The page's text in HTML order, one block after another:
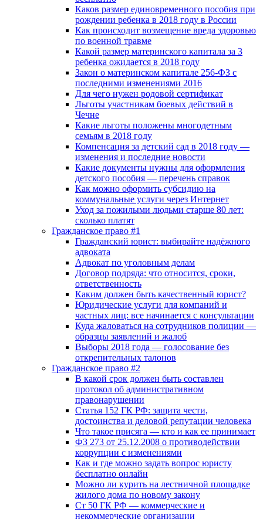
Каков размер единовременного пособия при
рождении ребенка в 2018 году в России
Как происходит возмещение вреда здоровью
по военной травме
Какой размер материнского капитала за 3
ребенка ожидается в 2018 году
Закон о материнском капитале 256-ФЗ с
последними изменениями 2016
Для чего нужен родовой сертификат
Льготы участникам боевых действий в
Чечне
Какие льготы положены многодетным
семьям в 2018 году
Компенсация за детский сад в 2018 году —
изменения и последние новости
Какие документы нужны для оформления
детского пособия — перечень справок
Как можно оформить субсидию на
коммунальные услуги через Интернет
Уход за пожилыми людьми старше 80 лет:
сколько платят
Гражданское право #1
Гражданский юрист: выбирайте надёжного
адвоката
Адвокат по уголовным делам
Договор подряда: что относится, сроки,
ответственность
Каким должен быть качественный юрист?
Юридические услуги для компаний и
частных лиц: все начинается с консультации
Куда жаловаться на сотрудников полиции —
образцы заявлений и жалоб
Выборы 2018 года — голосование без
открепительных талонов
Гражданское право #2
В какой срок должен быть составлен
протокол об административном
правонарушении
Статья 152 ГК РФ: защита чести,
достоинства и деловой репутации человека
Что такое присяга — кто и как ее принимает
ФЗ 273 от 25.12.2008 о противодействии
коррупции с изменениями
Как и где можно задать вопрос юристу
бесплатно онлайн
Можно ли курить на лестничной площадке
жилого дома по новому закону
Ст 50 ГК РФ — коммерческие и
некоммерческие организации